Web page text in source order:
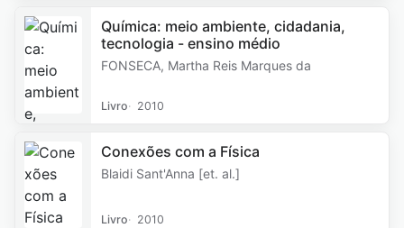
Química: meio ambiente, cidadania,
tecnologia - ensino médio
FONSECA, Martha Reis Marques da
Livro 2010
Conexões com a Física
Blaidi Sant'Anna [et. al.]
Livro 2010